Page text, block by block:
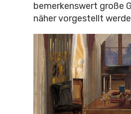
bemerkenswert große
näher vorgestellt